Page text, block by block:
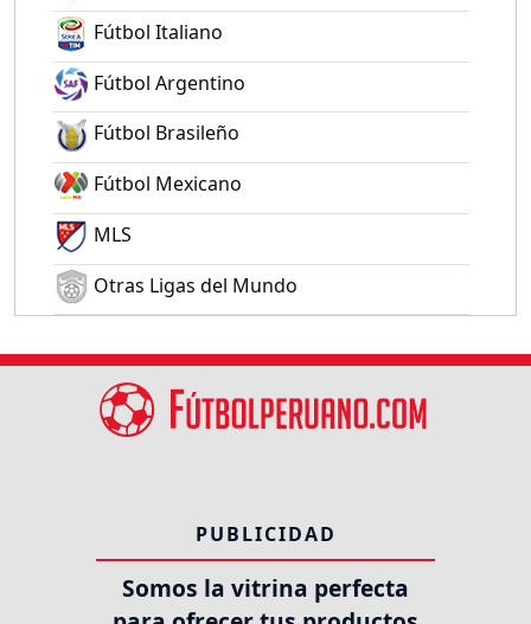
Fútbol Italiano
Fútbol Argentino
Fútbol Brasileño
Fútbol Mexicano
MLS
Otras Ligas del Mundo
PUBLICIDAD
Somos la vitrina perfecta